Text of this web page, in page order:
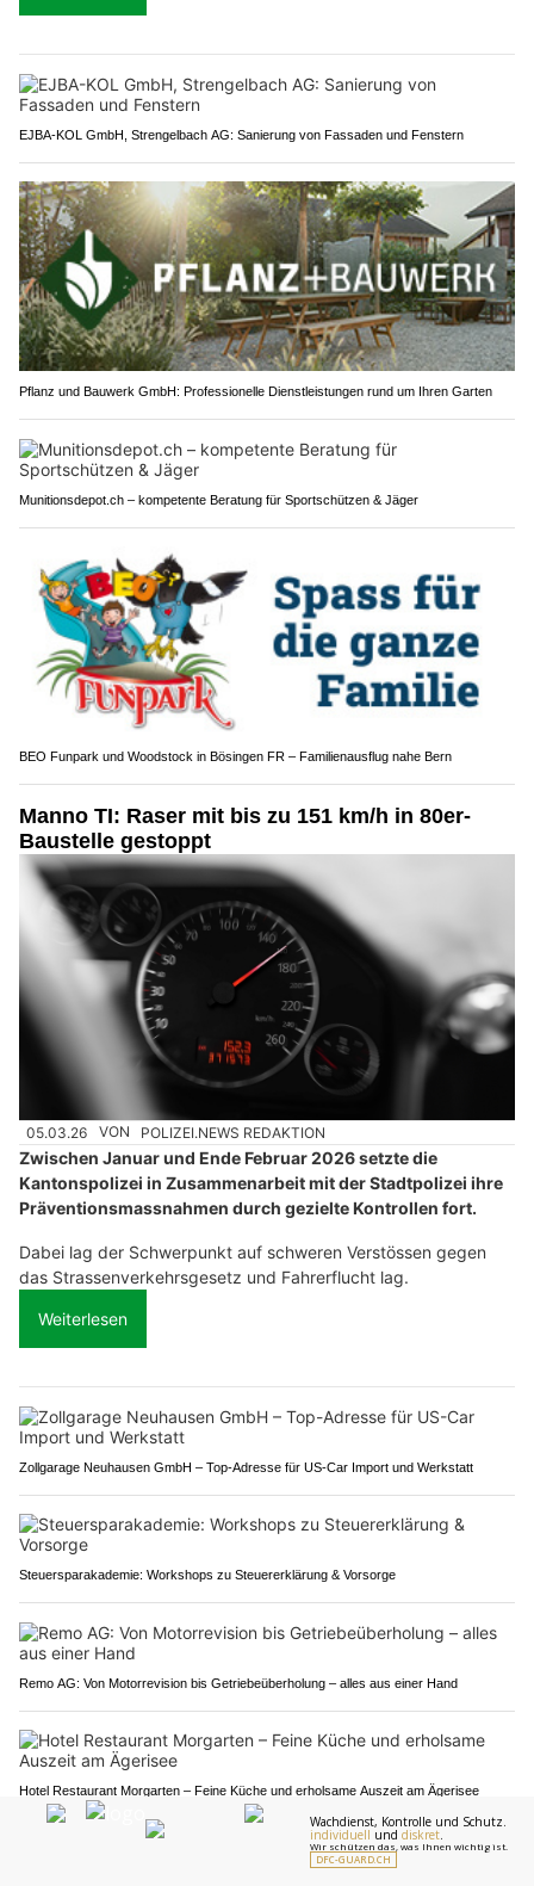
EJBA-KOL GmbH, Strengelbach AG: Sanierung von Fassaden und Fenstern
Pflanz und Bauwerk GmbH: Professionelle Dienstleistungen rund um Ihren Garten
Munitionsdepot.ch – kompetente Beratung für Sportschützen & Jäger
BEO Funpark und Woodstock in Bösingen FR – Familienausflug nahe Bern
Manno TI: Raser mit bis zu 151 km/h in 80er-
Baustelle gestoppt
05.03.26 VON POLIZEI.NEWS REDAKTION
Zwischen Januar und Ende Februar 2026 setzte die
Kantonspolizei in Zusammenarbeit mit der Stadtpolizei ihre
Präventionsmassnahmen durch gezielte Kontrollen fort.
Dabei lag der Schwerpunkt auf schweren Verstössen gegen
das Strassenverkehrsgesetz und Fahrerflucht lag.
Weiterlesen
Zollgarage Neuhausen GmbH – Top-Adresse für US-Car Import und Werkstatt
Steuersparakademie: Workshops zu Steuererklärung & Vorsorge
Remo AG: Von Motorrevision bis Getriebeüberholung – alles aus einer Hand
Hotel Restaurant Morgarten – Feine Küche und erholsame Auszeit am Ägerisee
Amsteg UR: Mit 141 km/h durch 80er-Zone –
Staatsanwaltschaft ermittelt gegen Lenker